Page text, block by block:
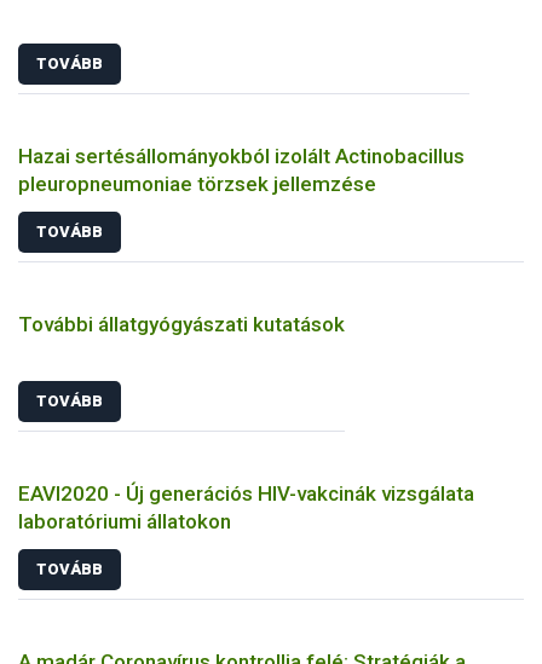
TOVÁBB
Hazai sertésállományokból izolált Actinobacillus
pleuropneumoniae törzsek jellemzése
TOVÁBB
További állatgyógyászati kutatások
TOVÁBB
EAVI2020 - Új generációs HIV-vakcinák vizsgálata
laboratóriumi állatokon
TOVÁBB